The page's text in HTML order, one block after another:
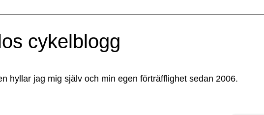
cykelblogg
hyllar jag mig själv och min egen förträfflighet sedan 2006.